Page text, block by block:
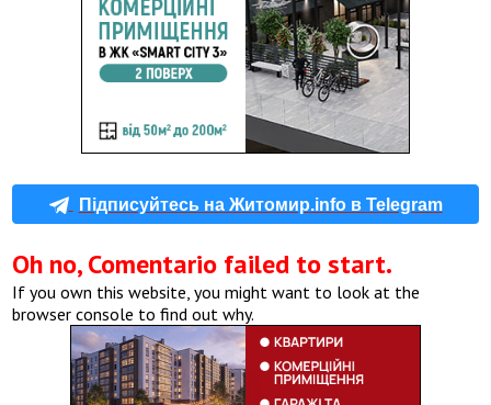
Підписуйтесь на Житомир.info в Telegram
Oh no, Comentario failed to start.
If you own this website, you might want to look at the
browser console to find out why.